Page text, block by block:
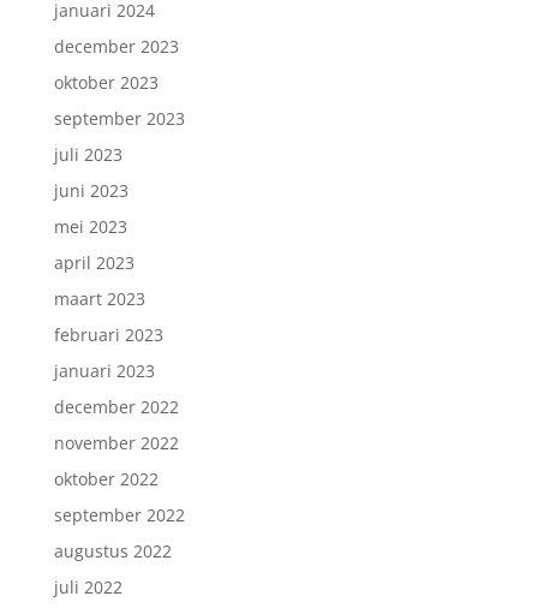
januari 2024
december 2023
oktober 2023
september 2023
juli 2023
juni 2023
mei 2023
april 2023
maart 2023
februari 2023
januari 2023
december 2022
november 2022
oktober 2022
september 2022
augustus 2022
juli 2022